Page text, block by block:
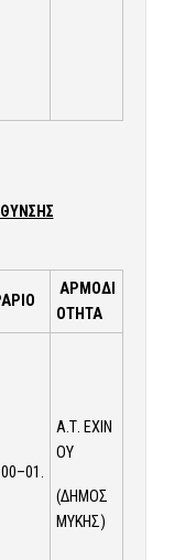
ΑΡΜΟΔΙ
ΟΤΗΤΑ
Α.Τ. ΕΧΙΝ
ΟΥ
(ΔΗΜΟΣ
ΜΥΚΗΣ)